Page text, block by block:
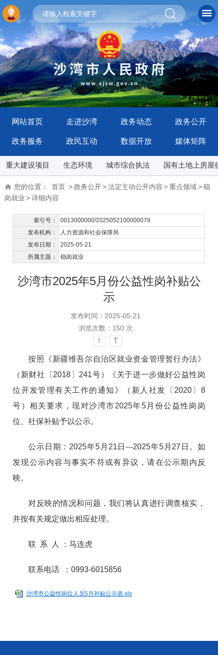
网站首页 走进沙湾 政务动态 政务公开
政务服务 政民互动 数据开放 媒体矩阵
重大建设项目 生态环境 城市综合执法 国有土地上房屋
您的位置： 首页 >政务公开>法定主动公开内容 >重点领域>稳
岗就业 >详细内容
索引号：
0013000000/2025052100000079
发布机构：
人力资源和社会保障局
发布日期：
2025-05-21
所属主题：
稳岗就业
沙湾市2025年5月份公益性岗补贴公
示
发布时间：2025-05-21
浏览次数： 150次
T T
按照《新疆维吾尔自治区就业资金管理暂行办法》
（新财社〔2018〕241号）《关于进一步做好公益性岗
位开发管理有关工作的通知》（新人社发〔2020〕8
号）相关要求，现对沙湾市2025年5月份公益性岗岗
位、社保补贴予以公示。
公示日期：2025年5月21日---2025年5月27日。如
发现公示内容与事实不符或有异议，请在公示期内反
映。
对反映的情况和问题，我们将认真进行调查核实，
并按有关规定做出相应处理。
联 系 人 ：马连虎
联系电话 ：0993-6015856
沙湾市公益性岗位人员5月补贴公示表.xls